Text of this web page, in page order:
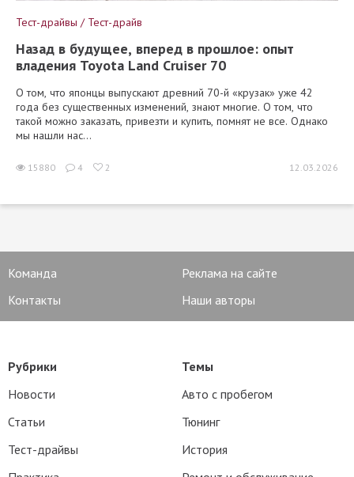
Тест-драйвы / Тест-драйв
Назад в будущее, вперед в прошлое: опыт
владения Toyota Land Cruiser 70
О том, что японцы выпускают древний 70-й «крузак» уже 42
года без существенных изменений, знают многие. О том, что
такой можно заказать, привезти и купить, помнят не все. Однако
мы нашли нас...
15880 4 2 12.03.2026
Команда
Реклама на сайте
Контакты
Наши авторы
Рубрики
Новости
Статьи
Тест-драйвы
Темы
Авто с пробегом
Тюнинг
История